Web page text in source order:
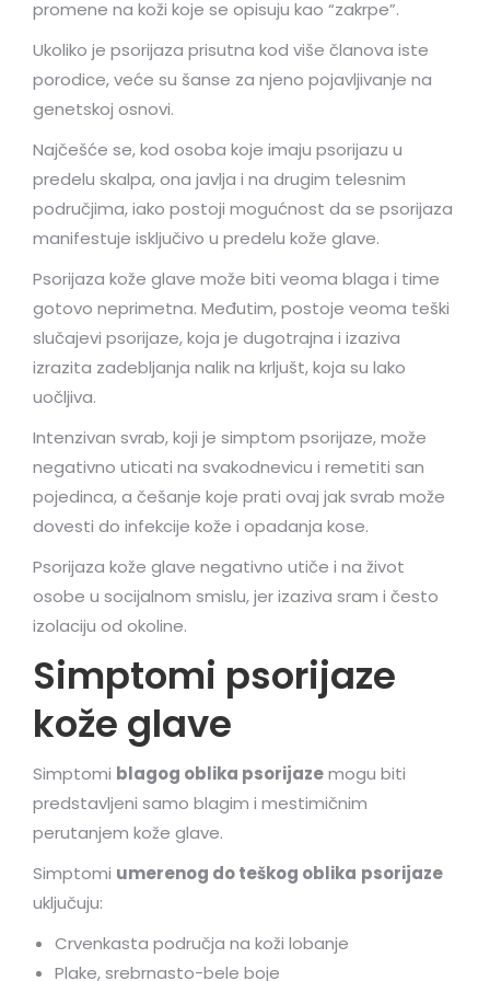
promene na koži koje se opisuju kao “zakrpe”.
Ukoliko je psorijaza prisutna kod više članova iste
porodice, veće su šanse za njeno pojavljivanje na
genetskoj osnovi.
Najčešće se, kod osoba koje imaju psorijazu u
predelu skalpa, ona javlja i na drugim telesnim
područjima, iako postoji mogućnost da se psorijaza
manifestuje isključivo u predelu kože glave.
Psorijaza kože glave može biti veoma blaga i time
gotovo neprimetna. Međutim, postoje veoma teški
slučajevi psorijaze, koja je dugotrajna i izaziva
izrazita zadebljanja nalik na krljušt, koja su lako
uočljiva.
Intenzivan svrab, koji je simptom psorijaze, može
negativno uticati na svakodnevicu i remetiti san
pojedinca, a češanje koje prati ovaj jak svrab može
dovesti do infekcije kože i opadanja kose.
Psorijaza kože glave negativno utiče i na život
osobe u socijalnom smislu, jer izaziva sram i često
izolaciju od okoline.
Simptomi psorijaze
kože glave
Simptomi blagog oblika psorijazemogu biti
predstavljeni samo blagim i mestimičnim
perutanjem kože glave.
Simptomi umerenog do teškog oblika psorijaze
uključuju:
Crvenkasta područja na koži lobanje
Plake, srebrnasto-bele boje